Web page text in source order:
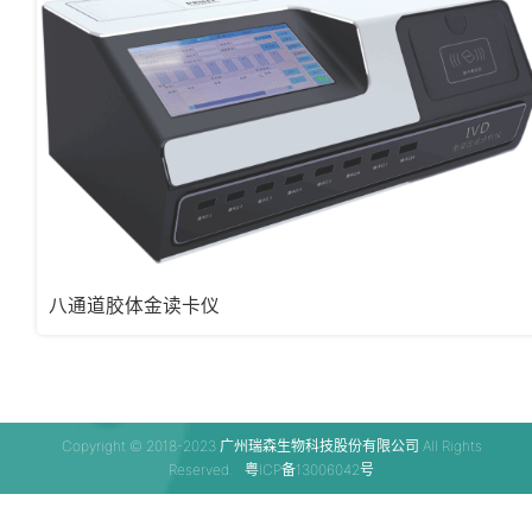
八通道胶体金读卡仪
Copyright © 2018-2023 广州瑞森生物科技股份有限公司 All Rights
Reserved.
粤ICP备13006042号